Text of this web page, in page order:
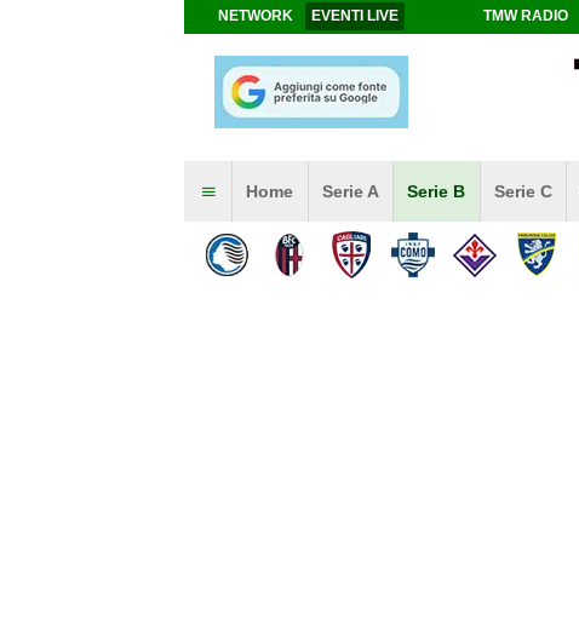
NETWORK EVENTI LIVE TMW RADIO
Home Serie A Serie B Serie C